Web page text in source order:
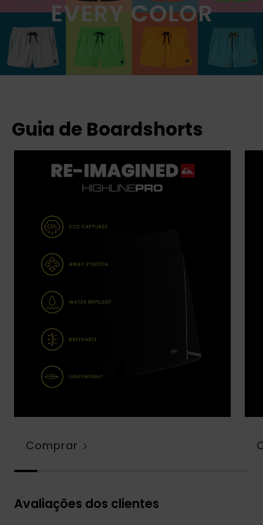
Guia de Boardshorts
Comprar
Avaliações dos clientes